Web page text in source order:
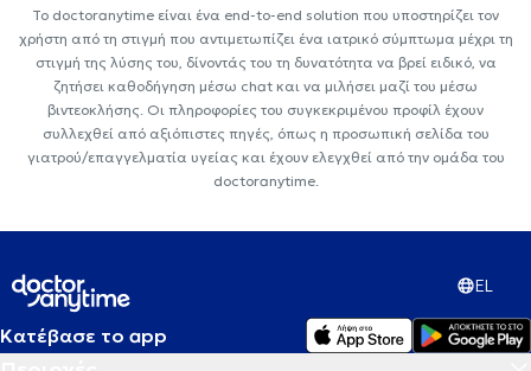
Το doctoranytime είναι ένα end-to-end solution που υποστηρίζει τον
χρήστη από τη στιγμή που αντιμετωπίζει ένα ιατρικό σύμπτωμα μέχρι τη
στιγμή της λύσης του, δίνοντάς του τη δυνατότητα να βρεί ειδικό, να
ζητήσει καθοδήγηση μέσω chat και να μιλήσει μαζί του μέσω
βιντεοκλήσης. Οι πληροφορίες του συγκεκριμένου προφίλ έχουν
συλλεχθεί από αξιόπιστες πηγές, όπως η προσωπική σελίδα του
γιατρού/επαγγελματία υγείας και έχουν ελεγχθεί από την ομάδα του
doctoranytime.
EL
Κατέβασε το app